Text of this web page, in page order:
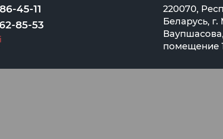
45-11
85-53
220070,
Беларусь,
помещение